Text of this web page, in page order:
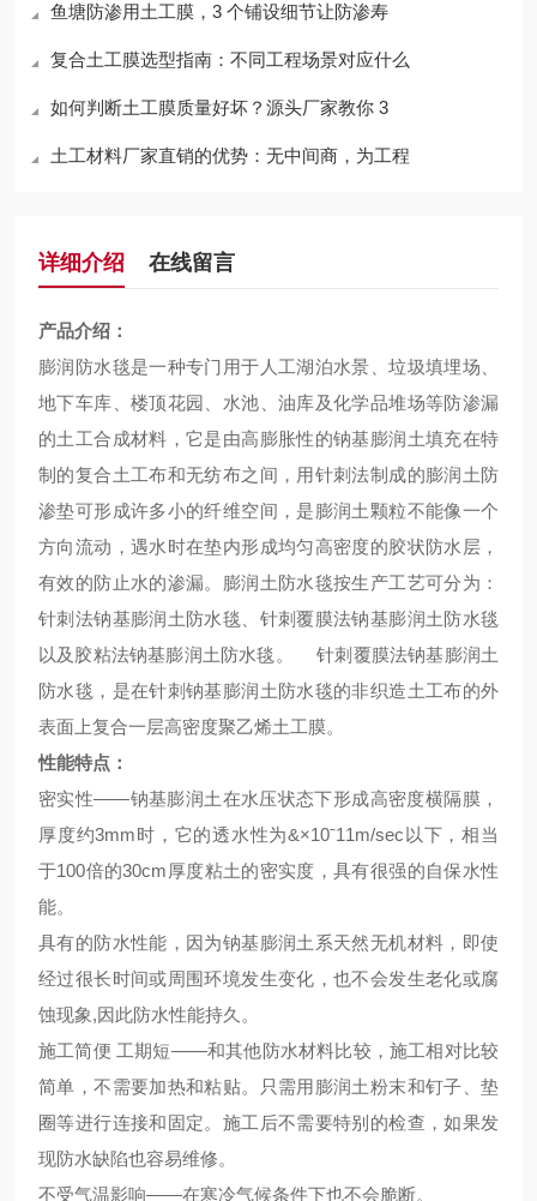
鱼塘防渗用土工膜，3 个铺设细节让防渗寿
复合土工膜选型指南：不同工程场景对应什么
如何判断土工膜质量好坏？源头厂家教你 3
土工材料厂家直销的优势：无中间商，为工程
详细介绍 在线留言
产品介绍：
膨润防水毯是一种专门用于人工湖泊水景、垃圾填埋场、
地下车库、楼顶花园、水池、油库及化学品堆场等防渗漏
的土工合成材料，它是由高膨胀性的钠基膨润土填充在特
制的复合土工布和无纺布之间，用针刺法制成的膨润土防
渗垫可形成许多小的纤维空间，是膨润土颗粒不能像一个
方向流动，遇水时在垫内形成均匀高密度的胶状防水层，
有效的防止水的渗漏。膨润土防水毯按生产工艺可分为：
针刺法钠基膨润土防水毯、针刺覆膜法钠基膨润土防水毯
以及胶粘法钠基膨润土防水毯。 针刺覆膜法钠基膨润土
防水毯，是在针刺钠基膨润土防水毯的非织造土工布的外
表面上复合一层高密度聚乙烯土工膜。
性能特点：
密实性——钠基膨润土在水压状态下形成高密度横隔膜，
厚度约3mm时，它的透水性为&×10ˉ11m/sec以下，相当
于100倍的30cm厚度粘土的密实度，具有很强的自保水性
能。
具有的防水性能，因为钠基膨润土系天然无机材料，即使
经过很长时间或周围环境发生变化，也不会发生老化或腐
蚀现象,因此防水性能持久。
施工简便 工期短——和其他防水材料比较，施工相对比较
简单，不需要加热和粘贴。只需用膨润土粉末和钉子、垫
圈等进行连接和固定。施工后不需要特别的检查，如果发
现防水缺陷也容易维修。
不受气温影响——在寒冷气候条件下也不会脆断。